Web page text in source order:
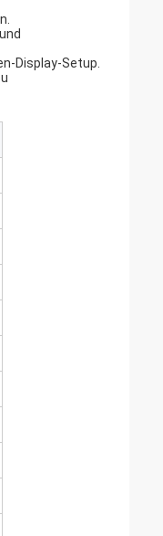
Display-Setup.